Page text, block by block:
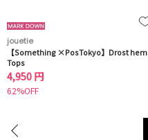
jouetie
【Something ×PosTokyo】Drost hem
Tops
4,950 円
62%OFF